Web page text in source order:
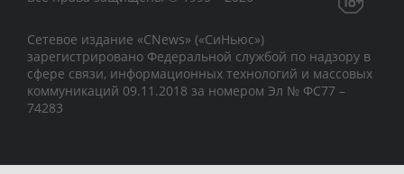
Сетевое издание «CNews» («СиНьюс»)
зарегистрировано Федеральной службой по надзору в
сфере связи, информационных технологий и массовых
коммуникаций 09.11.2018 за номером Эл № ФС77 –
74283